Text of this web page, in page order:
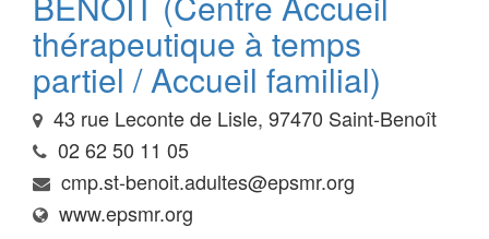
thérapeutique à temps
partiel / Accueil familial)
43 rue Leconte de Lisle, 97470 Saint-Benoît
02 62 50 11 05
cmp.st-benoit.adultes@epsmr.org
www.epsmr.org